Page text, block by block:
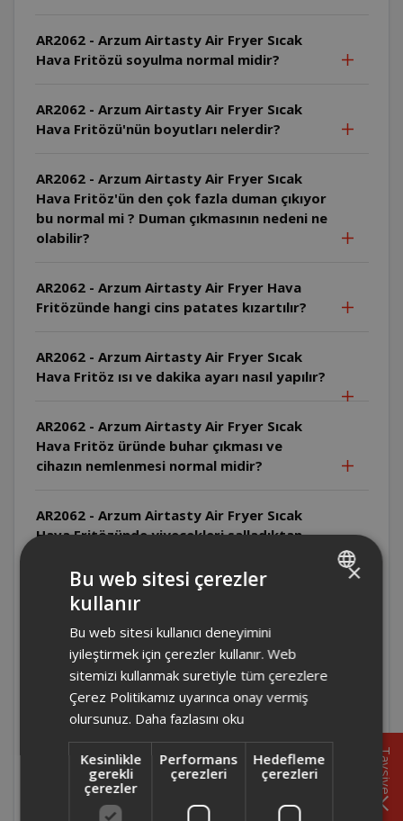
AR2062 - Arzum Airtasty Air Fryer Sıcak
Hava Fritözü soyulma normal midir?
AR2062 - Arzum Airtasty Air Fryer Sıcak
Hava Fritözü'nün boyutları nelerdir?
AR2062 - Arzum Airtasty Air Fryer Sıcak
Hava Fritöz'ün den çok fazla duman çıkıyor
bu normal mi ? Duman çıkmasının nedeni ne
olabilir?
AR2062 - Arzum Airtasty Air Fryer Hava
Fritözünde hangi cins patates kızartılır?
AR2062 - Arzum Airtasty Air Fryer Sıcak
Hava Fritöz ısı ve dakika ayarı nasıl yapılır?
AR2062 - Arzum Airtasty Air Fryer Sıcak
Hava Fritöz üründe buhar çıkması ve
cihazın nemlenmesi normal midir?
AR2062 - Arzum Airtasty Air Fryer Sıcak
Hava Fritözünde yiyecekleri salladıktan
sonra cihaz kapanmasının sebebi nedir?
AR2076 - Arzum Airtasty Smart Sıcak Hava
Fritözü'nün iç hazne ölçüleri kaçtır?
AR2076 - Arzum Airtasty Smart Sıcak Hava
Fritözünün temizliği nasıl yapılmalıdır?
AR2076 - Arzum Airtasty Smart Sıcak Hava
Fritözü boyutları nedir?
Tavsiye
×
Bu web sitesi çerezler
kullanır
Bu web sitesi kullanıcı deneyimini
iyileştirmek için çerezler kullanır. Web
sitemizi kullanmak suretiyle tüm çerezlere
Çerez Politikamız uyarınca onay vermiş
olursunuz. Daha fazlasını oku
Kesinlikle
gerekli
çerezler
Performans
çerezleri
Hedefleme
çerezleri